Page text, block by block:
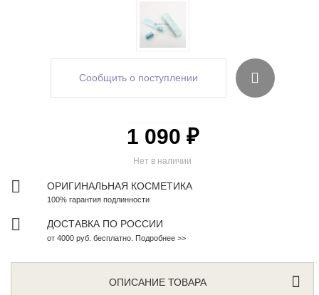
Сообщить о поступлении
Нет в наличии
1 090 ₽
ОРИГИНАЛЬНАЯ КОСМЕТИКА
100% гарантия подлинности
ДОСТАВКА ПО РОССИИ
от 4000 руб. бесплатно. Подробнее >>
ОПИСАНИЕ ТОВАРА